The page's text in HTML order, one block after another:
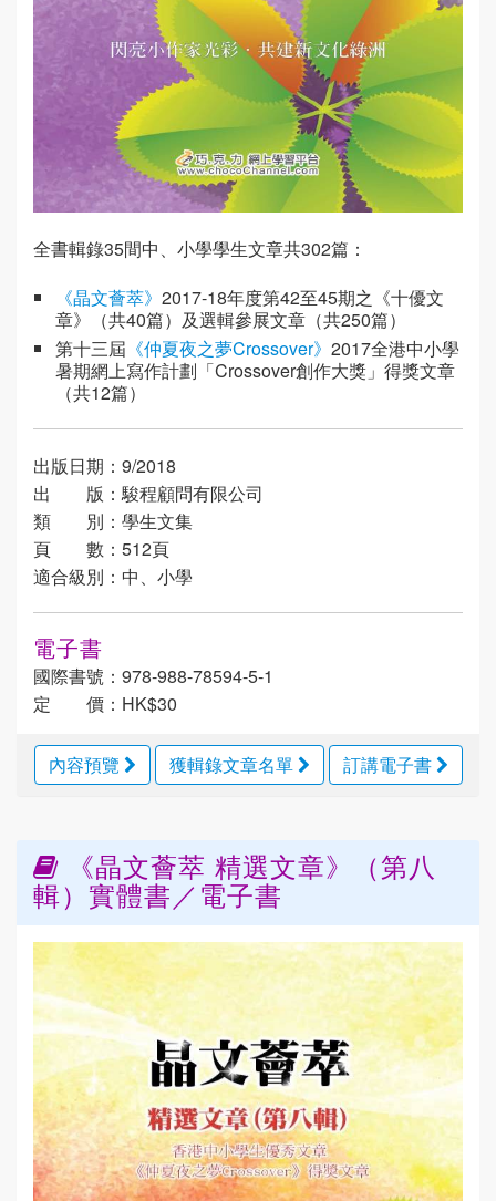
全書輯錄35間中、小學學生文章共302篇：
《晶文薈萃》 2017-18年度第42至45期之《十優文
章》（共40篇）及選輯參展文章（共250篇）
第十三屆 《仲夏夜之夢Crossover》 2017全港中小學
暑期網上寫作計劃「Crossover創作大獎」得獎文章
（共12篇）
出版日期：9/2018
出 版：駿程顧問有限公司
類 別：學生文集
頁 數：512頁
適合級別：中、小學
電子書
國際書號：978-988-78594-5-1
定 價：HK$30
內容預覽 獲輯錄文章名單 訂講電子書
《晶文薈萃 精選文章》（第八
輯）實體書／電子書